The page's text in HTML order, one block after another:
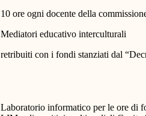
10 ore ogni docente della
Mediatori educativo interculturali
retribuiti con i fondi stanziati dal
Laboratorio informatico per le ore di